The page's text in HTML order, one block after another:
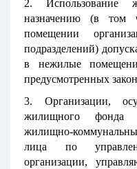
2.
назначению (в том
помещении
подразделений)
в нежилые
предусмотренных
3. Организации,
жилищного фонда
жилищно-
лица по
организации,